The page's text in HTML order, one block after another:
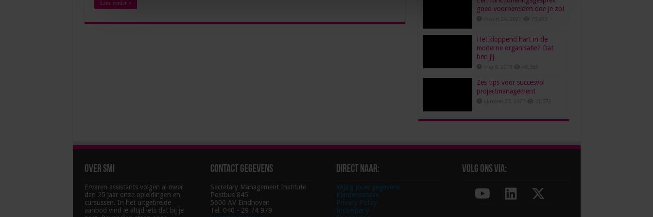
Lees verder »
goed voorbereiden doe je zo!
Het kloppend hart in de
moderne organisatie? Dat
ben jij…
Zes tips voor succesvol
projectmanagement
Over SMI
Ervaren assistants volgen al meer
dan 25 jaar onze opleidingen en
cursussen. In het uitgebreide
aanbod vind je altijd iets dat bij je
Contact gegevens
Secretary Management Institute
Postbus 845
5600 AV Eindhoven
Tel. 040 - 29 74 979
Direct naar:
Wijzig jouw gegevens
Klantenservice
Privacy Policy
Incompany
Volg ons via: